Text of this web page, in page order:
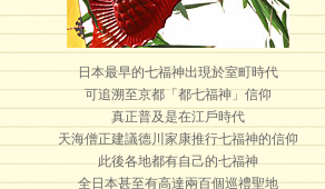
日本最早的七福神出現於室町時代
可追溯至京都「都七福神」信仰
真正普及是在江戶時代
天海僧正建議德川家康推行七福神的信仰
此後各地都有自己的七福神
全日本甚至有高達兩百個巡禮聖地